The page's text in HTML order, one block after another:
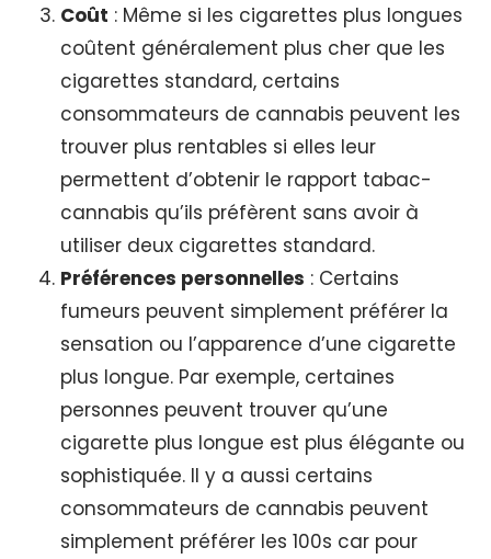
Coût : Même si les cigarettes plus longues
coûtent généralement plus cher que les
cigarettes standard, certains
consommateurs de cannabis peuvent les
trouver plus rentables si elles leur
permettent d’obtenir le rapport tabac-
cannabis qu’ils préfèrent sans avoir à
utiliser deux cigarettes standard.
Préférences personnelles : Certains
fumeurs peuvent simplement préférer la
sensation ou l’apparence d’une cigarette
plus longue. Par exemple, certaines
personnes peuvent trouver qu’une
cigarette plus longue est plus élégante ou
sophistiquée. Il y a aussi certains
consommateurs de cannabis peuvent
simplement préférer les 100s car pour